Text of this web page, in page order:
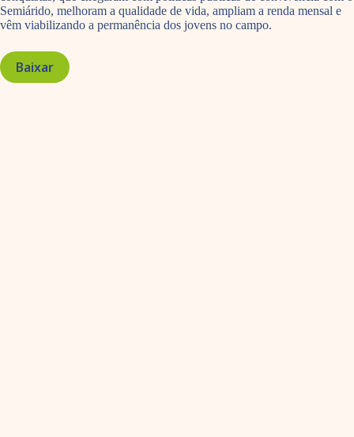
Semiárido, melhoram a qualidade de vida, ampliam a renda mensal e
vêm viabilizando a permanência dos jovens no campo.
Baixar